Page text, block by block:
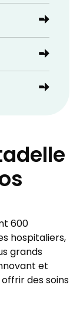
600
hospitaliers,
grands
et
des soins